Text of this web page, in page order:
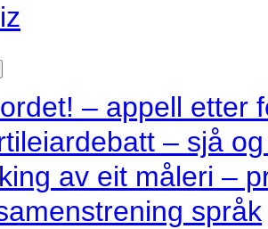
– appell etter
– sjå
av eit måleri –
språk